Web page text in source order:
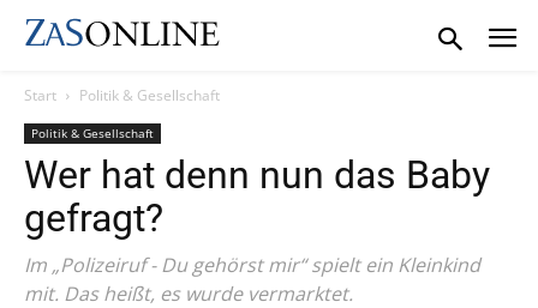
Start Politik & Gesellschaft
Politik & Gesellschaft
Wer hat denn nun das Baby
gefragt?
Im „Polizeiruf - Du gehörst mir“ spielt ein Kleinkind
mit. Das heißt, es wurde vermarktet.